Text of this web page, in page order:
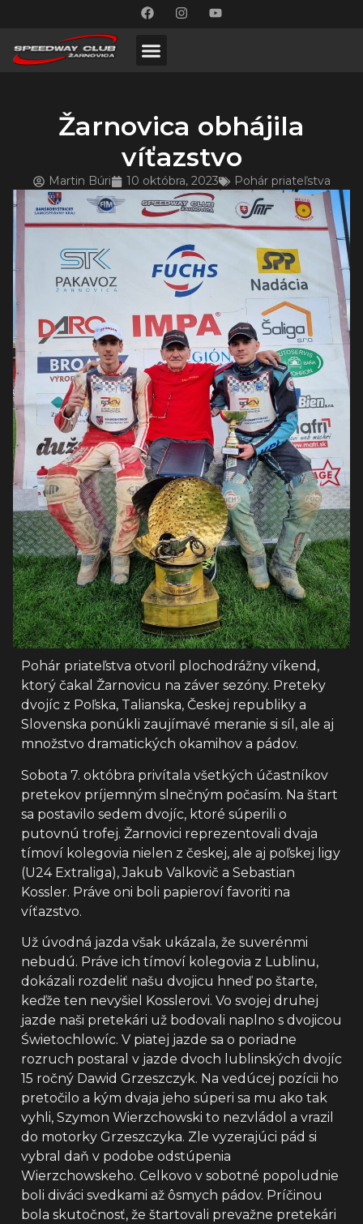
Žarnovica obhájila
víťazstvo
Martin Búri 10 októbra, 2023 Pohár priateľstva
Pohár priateľstva otvoril plochodrážny víkend,
ktorý čakal Žarnovicu na záver sezóny. Preteky
dvojíc z Poľska, Talianska, Českej republiky a
Slovenska ponúkli zaujímavé meranie si síl, ale aj
množstvo dramatických okamihov a pádov.
Sobota 7. októbra privítala všetkých účastníkov
pretekov príjemným slnečným počasím. Na štart
sa postavilo sedem dvojíc, ktoré súperili o
putovnú trofej. Žarnovici reprezentovali dvaja
tímoví kolegovia nielen z českej, ale aj poľskej ligy
(U24 Extraliga), Jakub Valkovič a Sebastian
Kossler. Práve oni boli papieroví favoriti na
víťazstvo.
Už úvodná jazda však ukázala, že suverénmi
nebudú. Práve ich tímoví kolegovia z Lublinu,
dokázali rozdeliť našu dvojicu hneď po štarte,
keďže ten nevyšiel Kosslerovi. Vo svojej druhej
jazde naši pretekári už bodovali naplno s dvojicou
Świetochlowíc. V piatej jazde sa o poriadne
rozruch postaral v jazde dvoch lublinských dvojíc
15 ročný Dawid Grzeszczyk. Na vedúcej pozícii ho
pretočilo a kým dvaja jeho súperi sa mu ako tak
vyhli, Szymon Wierzchowski to nezvládol a vrazil
do motorky Grzeszczyka. Zle vyzerajúci pád si
vybral daň v podobe odstúpenia
Wierzchowskeho. Celkovo v sobotné popoludnie
boli diváci svedkami až ôsmych pádov. Príčinou
bola skutočnosť, že štartovali prevažne pretekári